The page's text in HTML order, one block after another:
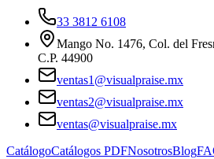
33 3812 6108
Mango No. 1476, Col. del
C.P. 44900
ventas1@visualpraise.mx
ventas2@visualpraise.mx
ventas@visualpraise.mx
CatálogoCatálogos PDFNosotrosBlog